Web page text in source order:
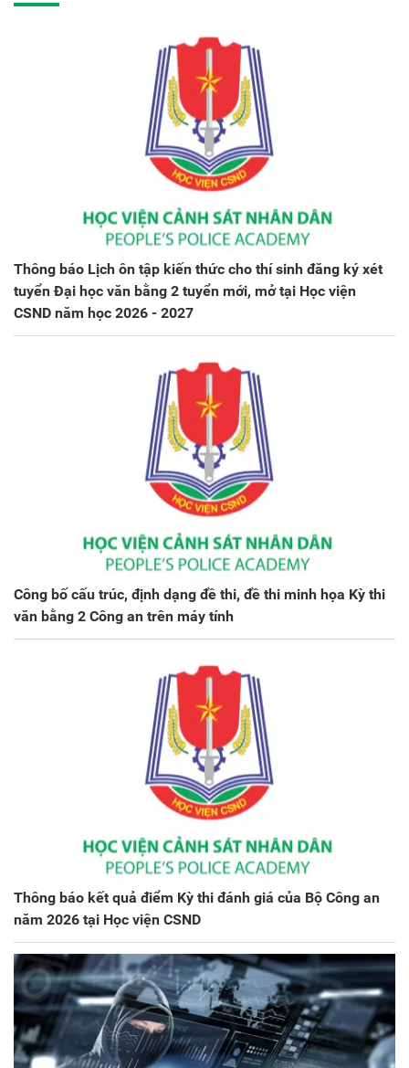
Thông báo Lịch ôn tập kiến thức cho thí sinh đăng ký xét
tuyển Đại học văn bằng 2 tuyển mới, mở tại Học viện
CSND năm học 2026 - 2027
Công bố cấu trúc, định dạng đề thi, đề thi minh họa Kỳ thi
văn bằng 2 Công an trên máy tính
Thông báo kết quả điểm Kỳ thi đánh giá của Bộ Công an
năm 2026 tại Học viện CSND